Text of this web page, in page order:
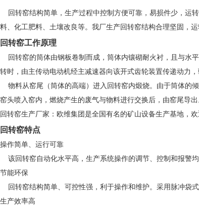
回转窑结构简单，生产过程中控制方便可靠，易损件少，运
料、化工肥料、土壤改良等。我厂生产回转窑结构合理坚固，
回转窑工作原理
回转窑的筒体由钢板卷制而成，筒体内镶砌耐火衬，且与水
转时，由主传动电动机经主减速器向该开式齿轮装置传递动力，
物料从窑尾（筒体的高端）进入回转窑内煅烧。由于筒体的
窑头喷入窑内，燃烧产生的废气与物料进行交换后，由窑尾导出
回转窑生产厂家：欧维集团是全国有名的矿山设备生产基地，
回转窑特点
操作简单、运行可靠
该回转窑自动化水平高，生产系统操作的调节、控制和报警
节能环保
回转窑结构简单、可控性强，利于操作和维护。采用脉冲袋
生产效率高